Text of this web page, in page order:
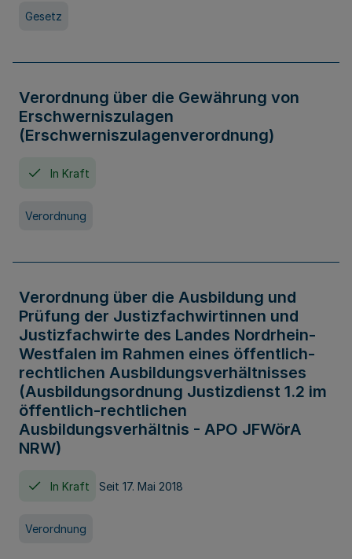
Gesetz
Verordnung über die Gewährung von
Erschwerniszulagen
(Erschwerniszulagenverordnung)
In Kraft
Verordnung
Verordnung über die Ausbildung und
Prüfung der Justizfachwirtinnen und
Justizfachwirte des Landes Nordrhein-
Westfalen im Rahmen eines öffentlich-
rechtlichen Ausbildungsverhältnisses
(Ausbildungsordnung Justizdienst 1.2 im
öffentlich-rechtlichen
Ausbildungsverhältnis - APO JFWörA
NRW)
In Kraft Seit 17. Mai 2018
Verordnung